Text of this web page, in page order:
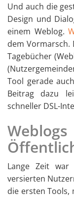
Und auch die
Design und
einem Weblog.
dem
Tagebücher
Tool gerade
Beitrag dazu
schneller DSL-
Lange Zeit war
versierten
die ersten Tools,